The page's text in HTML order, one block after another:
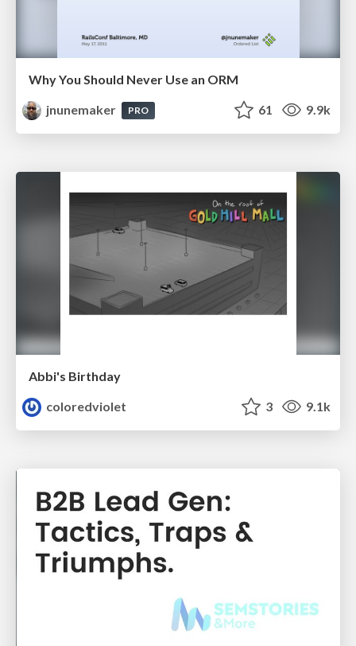
Why You Should Never Use an ORM
jnunemaker
PRO 61 9.9k
Abbi's Birthday
coloredviolet
3 9.1k